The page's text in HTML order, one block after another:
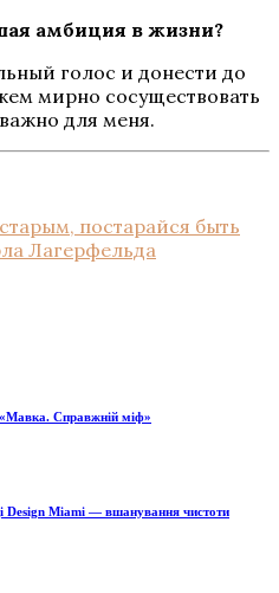
амбиция в жизни?
голос и донести до
мирно сосуществовать
для меня.
постарайся быть
Лагерфельда
«Мавка. Справжній міф»
Design Miami — вшанування чистоти